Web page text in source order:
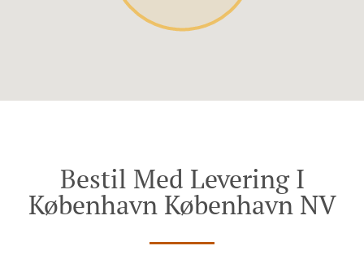
Bestil Med Levering I
København København NV